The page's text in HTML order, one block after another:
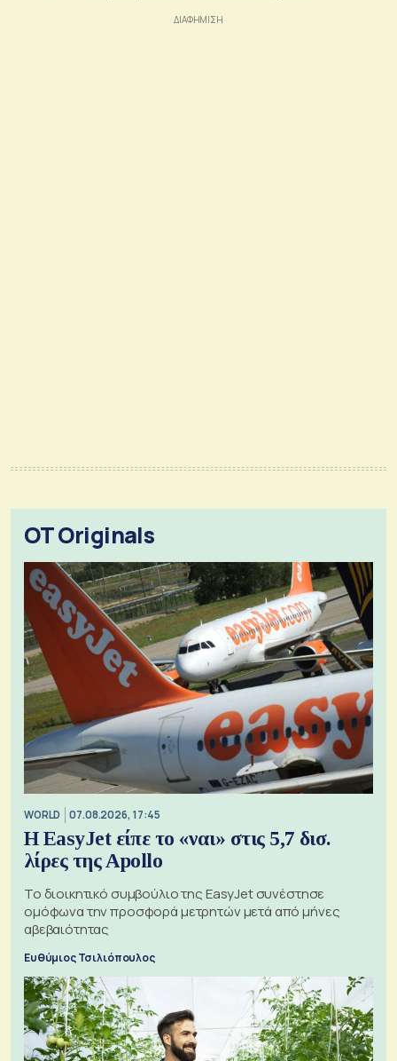
OT Originals
WORLD 07.08.2026, 17:45
Η EasyJet είπε το «ναι» στις 5,7 δισ.
λίρες της Apollo
Το διοικητικό συμβούλιο της EasyJet συνέστησε
ομόφωνα την προσφορά μετρητών μετά από μήνες
αβεβαιότητας
Ευθύμιος Τσιλιόπουλος